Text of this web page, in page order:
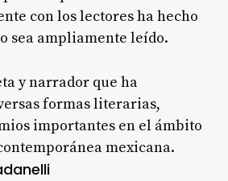
con los lectores ha hecho
sea ampliamente leído.
y narrador que ha
formas literarias,
importantes en el ámbito
mexicana.